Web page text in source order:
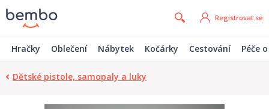
Registrovat se
Hračky Oblečení Nábytek Kočárky Cestování Péče
Dětské pistole, samopaly a luky